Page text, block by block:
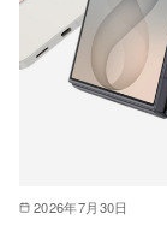
2026年7月30日